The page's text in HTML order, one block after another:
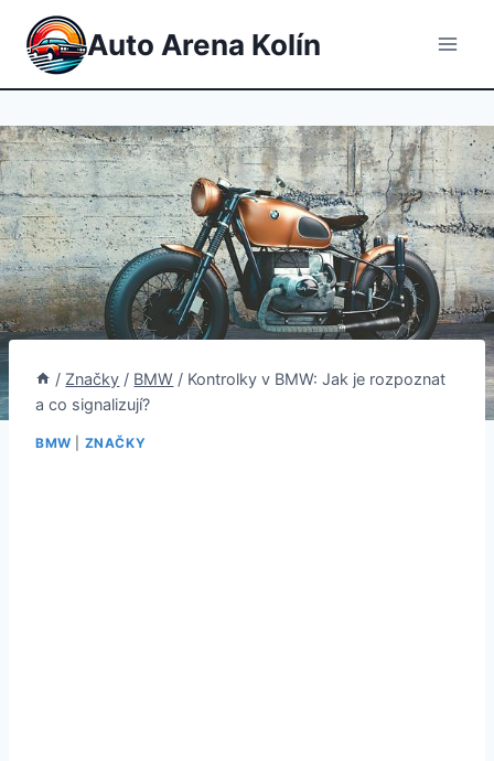
Přeskočit
obsah
Auto Arena Kolín
/ Značky / BMW / Kontrolky v BMW: Jak je rozpoznat
a co signalizují?
BMW ZNAČKY